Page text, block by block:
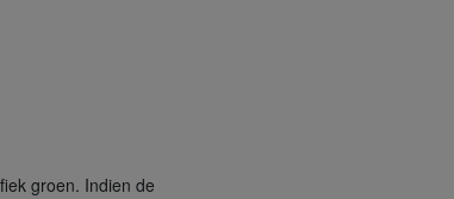
groen. Indien de